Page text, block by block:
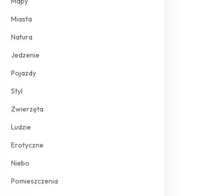
Miasta
Natura
Jedzenie
Pojazdy
Styl
Zwierzęta
Ludzie
Erotyczne
Niebo
Pomieszczenia